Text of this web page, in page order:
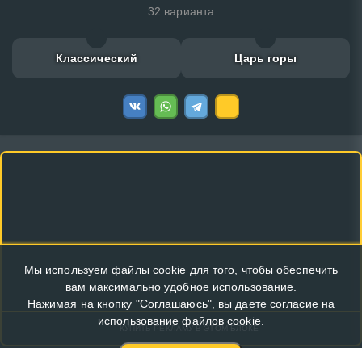
32 варианта
Классический Царь горы
КУПИТЬ РЕКЛАМУ В ЭТОМ БЛОКЕ
Мы используем файлы cookie для того, чтобы обеспечить
вам максимально удобное использование.
Нажимая на кнопку "Соглашаюсь", вы даете согласие на
использование файлов cookie.